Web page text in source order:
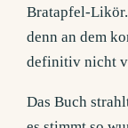
Bratapfel-
denn an dem
definitiv nicht
Das Buch